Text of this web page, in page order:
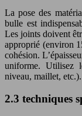
La pose des
bulle est
Les joints doivent
approprié (environ
cohésion.
uniforme. Utilisez
niveau, maillet, etc.).
2.3 techniques